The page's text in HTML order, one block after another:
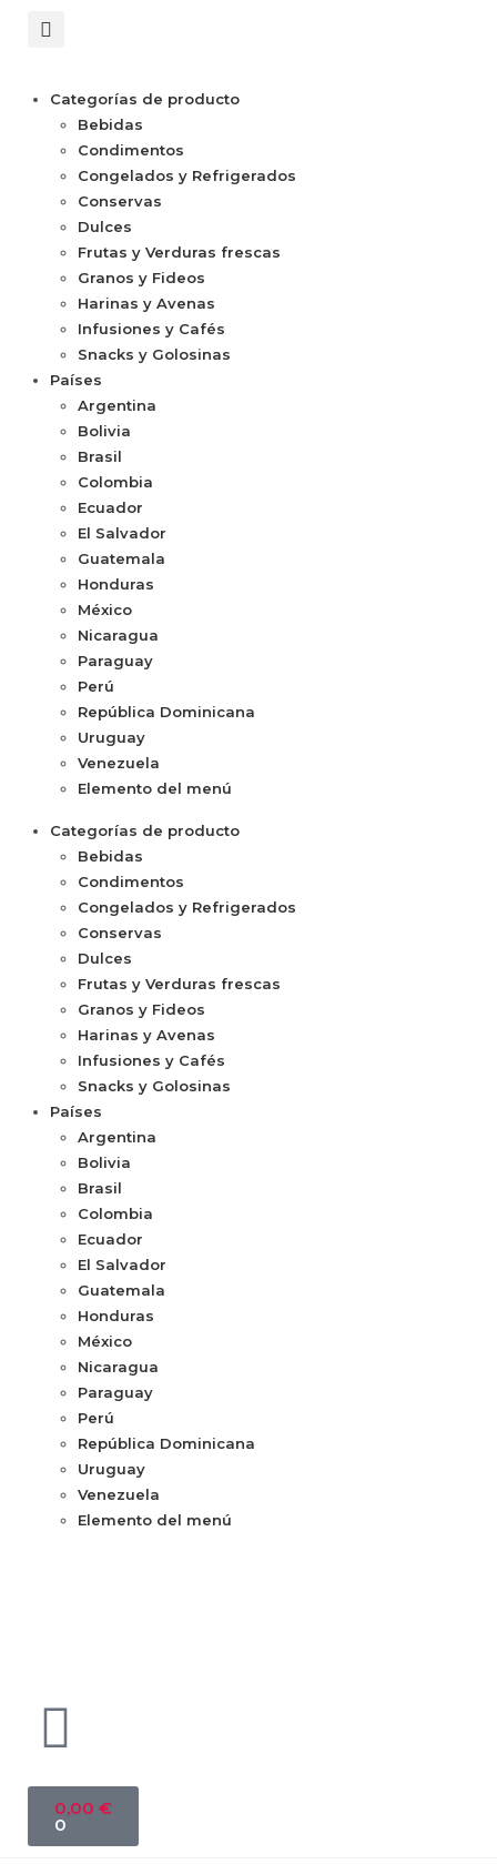
Categorías de producto
Bebidas
Condimentos
Congelados y Refrigerados
Conservas
Dulces
Frutas y Verduras frescas
Granos y Fideos
Harinas y Avenas
Infusiones y Cafés
Snacks y Golosinas
Países
Argentina
Bolivia
Brasil
Colombia
Ecuador
El Salvador
Guatemala
Honduras
México
Nicaragua
Paraguay
Perú
República Dominicana
Uruguay
Venezuela
Elemento del menú
Categorías de producto
Bebidas
Condimentos
Congelados y Refrigerados
Conservas
Dulces
Frutas y Verduras frescas
Granos y Fideos
Harinas y Avenas
Infusiones y Cafés
Snacks y Golosinas
Países
Argentina
Bolivia
Brasil
Colombia
Ecuador
El Salvador
Guatemala
Honduras
México
Nicaragua
Paraguay
Perú
República Dominicana
Uruguay
Venezuela
Elemento del menú
0,00 €
0